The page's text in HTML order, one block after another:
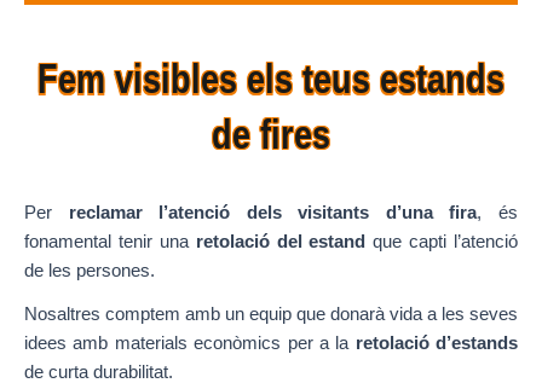
Fem visibles els teus estands
de fires
Per reclamar l’atenció dels visitants d’una fira, és
fonamental tenir una retolació del estand que capti l’atenció
de les persones.
Nosaltres comptem amb un equip que donarà vida a les seves
idees amb materials econòmics per a la retolació d’estands
de curta durabilitat.